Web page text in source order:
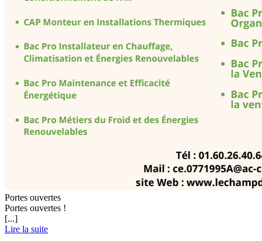
Portes ouvertes
Portes ouvertes !
[...]
Lire la suite